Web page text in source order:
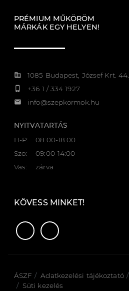
PRÉMIUM MŰKÖRÖM
MÁRKÁK EGY HELYEN!
corporate_fare 1085 Budapest, József Krt. 44.
phone_iphone +36 1 / 334 1927
email info@szepkormok.hu
NYITVATARTÁS
H-P:
08:00-18:00
Szo:
09:00-14:00
Vas:
zárva
KÖVESS MINKET!
ÁSZF Adatkezelési tájékoztató
Süti kezelés